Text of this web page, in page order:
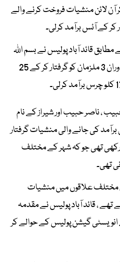
آن لائن منشیات فروخت کرنے والے
قائد آباد پولیس نے بسم اللہ
کالونی میں ٹارگٹڈ کارروائی کے دوران 3 ملزمان کو گرفتار کر کے 25
، ناصر حبیب اور شیراز کے نام
کی جانے والی منشیات گرفتار
رکھی تھی جو کہ شہر کے مختلف
تھی۔
مختلف علاقوں میں منشیات
، قائد آباد پولیس نے مقدمہ
گیشن پولیس کے حوالے کر